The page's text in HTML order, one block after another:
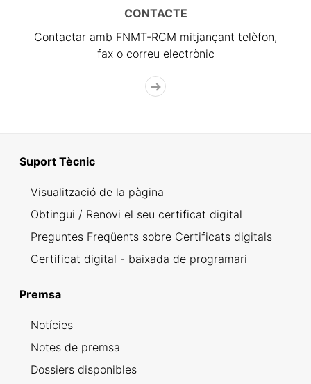
CONTACTE
Contactar amb FNMT-RCM mitjançant telèfon,
fax o correu electrònic
Suport Tècnic
Visualització de la pàgina
Obtingui / Renovi el seu certificat digital
Preguntes Freqüents sobre Certificats digitals
Certificat digital - baixada de programari
Premsa
Notícies
Notes de premsa
Dossiers disponibles